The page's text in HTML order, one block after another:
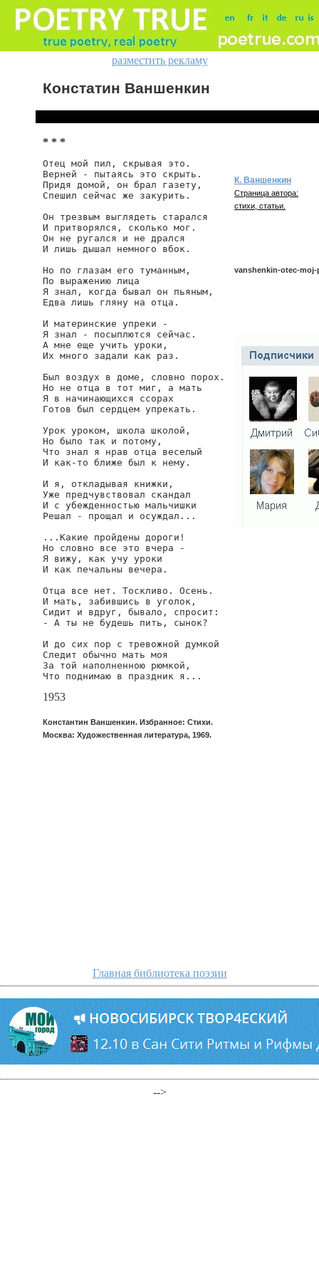
разместить рекламу
Констатин Ваншенкин
* * *
Отец мой пил, скрывая это.
Верней - пытаясь это скрыть.
Придя домой, он брал газету,
Спешил сейчас же закурить.
Он трезвым выглядеть старался
И притворялся, сколько мог.
Он не ругался и не дрался
И лишь дышал немного вбок.
Но по глазам его туманным,
По выражению лица
Я знал, когда бывал он пьяным,
Едва лишь гляну на отца.
И материнские упреки -
Я знал - посыплются сейчас.
А мне еще учить уроки,
Их много задали как раз.
Был воздух в доме, словно порох.
Но не отца в тот миг, а мать
Я в начинающихся ссорах
Готов был сердцем упрекать.
Урок уроком, школа школой,
Но было так и потому,
Что знал я нрав отца веселый
И как-то ближе был к нему.
И я, откладывая книжки,
Уже предчувствовал скандал
И с убежденностью мальчишки
Решал - прощал и осуждал...
...Какие пройдены дороги!
Но словно все это вчера -
Я вижу, как учу уроки
И как печальны вечера.
Отца все нет. Тоскливо. Осень.
И мать, забившись в уголок,
Сидит и вдруг, бывало, спросит:
- А ты не будешь пить, сынок?
И до сих пор с тревожной думкой
Следит обычно мать моя
За той наполненною рюмкой,
Что поднимаю в праздник я...
1953
Константин Ваншенкин. Избранное: Стихи.
Москва: Художественная литература, 1969.
К. Ваншенкин
Страница автора:
стихи, статьи.
vanshenkin-otec-moj-
Главная библиотека поэзии
-->